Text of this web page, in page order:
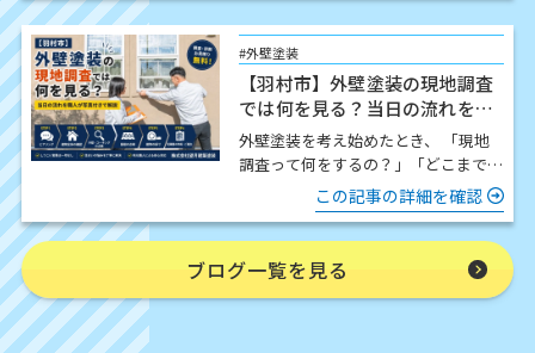
#外壁塗装
【羽村市】外壁塗装の現地調査
では何を見る？当日の流れを職
人が写真付きで解説
外壁塗装を考え始めたとき、 「現地
調査って何をするの？」「どこまで細
かく見てもらえるの？」「時間はどの
くらいかかるの？」 この…
この記事の詳細を確認
ブログ一覧を見る